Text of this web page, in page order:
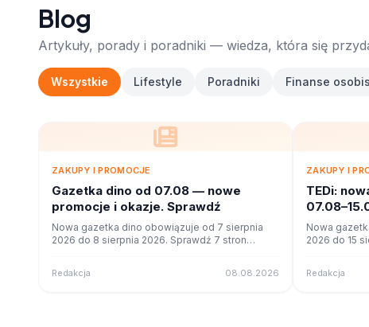
Blog
Artykuły, porady i poradniki — wiedza, która się
Wszystkie Lifestyle Poradniki Finanse
ZAKUPY I PROMOCJE
Gazetka dino od 07.08 — nowe
promocje i okazje. Sprawdź
Nowa gazetka dino obowiązuje od 7 sierpnia
2026 do 8 sierpnia 2026. Sprawdź 7 stron
Redakcja 08.08.2026
ZAKUPY I
TEDi:
Nowa
2026 do 15
Redakcja